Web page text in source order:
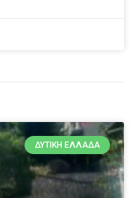
ΔΥΤΙΚΉ ΕΛΛΆΔΑ